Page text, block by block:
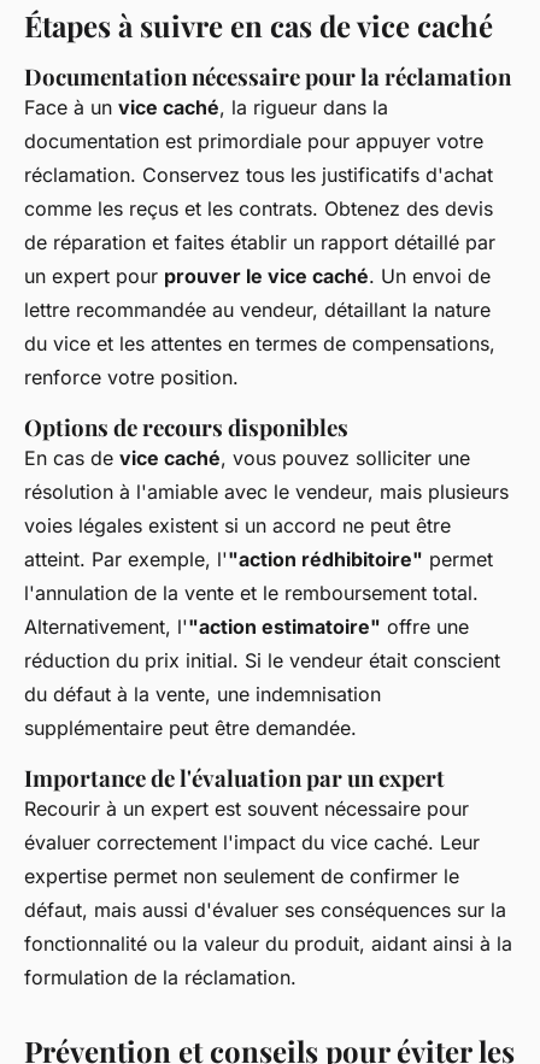
Étapes à suivre en cas de vice caché
Documentation nécessaire pour la réclamation
Face à un vice caché, la rigueur dans la
documentation est primordiale pour appuyer votre
réclamation. Conservez tous les justificatifs d'achat
comme les reçus et les contrats. Obtenez des devis
de réparation et faites établir un rapport détaillé par
un expert pour prouver le vice caché. Un envoi de
lettre recommandée au vendeur, détaillant la nature
du vice et les attentes en termes de compensations,
renforce votre position.
Options de recours disponibles
En cas de vice caché, vous pouvez solliciter une
résolution à l'amiable avec le vendeur, mais plusieurs
voies légales existent si un accord ne peut être
atteint. Par exemple, l'"action rédhibitoire" permet
l'annulation de la vente et le remboursement total.
Alternativement, l'"action estimatoire" offre une
réduction du prix initial. Si le vendeur était conscient
du défaut à la vente, une indemnisation
supplémentaire peut être demandée.
Importance de l'évaluation par un expert
Recourir à un expert est souvent nécessaire pour
évaluer correctement l'impact du vice caché. Leur
expertise permet non seulement de confirmer le
défaut, mais aussi d'évaluer ses conséquences sur la
fonctionnalité ou la valeur du produit, aidant ainsi à la
formulation de la réclamation.
Prévention et conseils pour éviter les